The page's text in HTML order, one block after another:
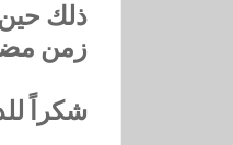
ذلك
زمن
‏شكراً